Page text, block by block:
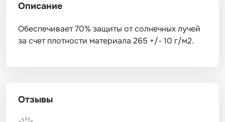
Описание
Обеспечивает 70% защиты от солнечных лучей
за счет плотности материала 265 +/- 10 г/м2.
Отзывы